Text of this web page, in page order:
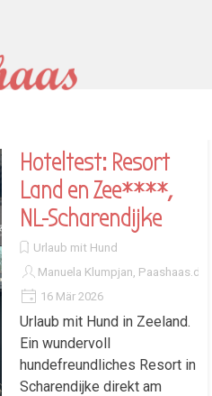
Hoteltest: Resort
Land en Zee****,
NL-Scharendijke
Urlaub mit Hund
Manuela Klumpjan, Paashaas.de
16 Mär 2026
Urlaub mit Hund in Zeeland.
Ein wundervoll
hundefreundliches Resort in
Scharendijke direkt am